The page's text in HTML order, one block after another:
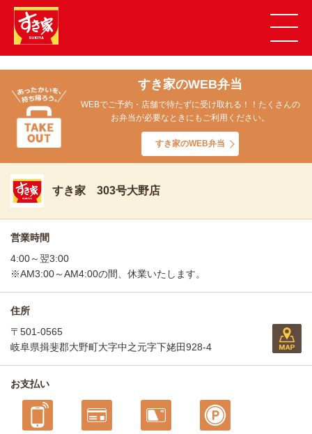
すき家のWEB弁当
WEBでご予約・店舗で待たずに受け取れる！！たくさんの
お弁当が必要なときにもご利用ください。
すき家のWEB弁当
すき家 303号大野店
営業時間
4:00～翌3:00
※AM3:00～AM4:00の間、休業いたします。
住所
〒501-0565
岐阜県揖斐郡大野町大字中之元字下姥田928-4
お支払い